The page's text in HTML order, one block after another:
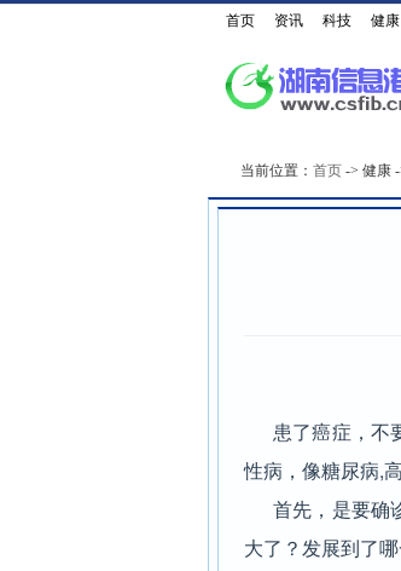
首页 资讯 科技 健康
当前位置： 首页 -> 健康
患了癌症，不
性病，像糖尿病,
首先，是要确
大了？发展到了